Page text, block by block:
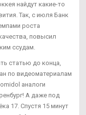
найдут какие-то
Так, с июля Банк
роста
повысил
ссудам.
статью до конца,
по видеоматериалам
аналоги
А даже под
17. Спустя 15 минут